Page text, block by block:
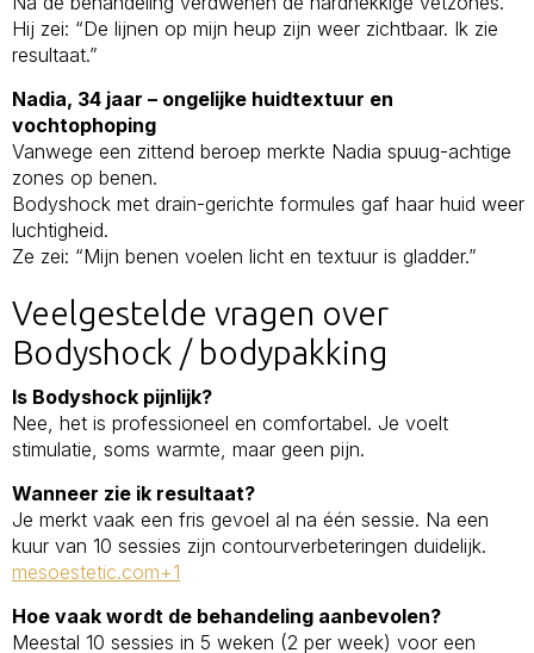
Hij zei: “De lijnen op mijn heup zijn weer zichtbaar. Ik zie
resultaat.”
Nadia, 34 jaar – ongelijke huidtextuur en
vochtophoping
Vanwege een zittend beroep merkte Nadia spuug-achtige
zones op benen.
Bodyshock met drain-gerichte formules gaf haar huid weer
luchtigheid.
Ze zei: “Mijn benen voelen licht en textuur is gladder.”
Veelgestelde vragen over
Bodyshock / bodypakking
Is Bodyshock pijnlijk?
Nee, het is professioneel en comfortabel. Je voelt
stimulatie, soms warmte, maar geen pijn.
Wanneer zie ik resultaat?
Je merkt vaak een fris gevoel al na één sessie. Na een
kuur van 10 sessies zijn contourverbeteringen duidelijk.
mesoestetic.com+1
Hoe vaak wordt de behandeling aanbevolen?
Meestal 10 sessies in 5 weken (2 per week) voor een